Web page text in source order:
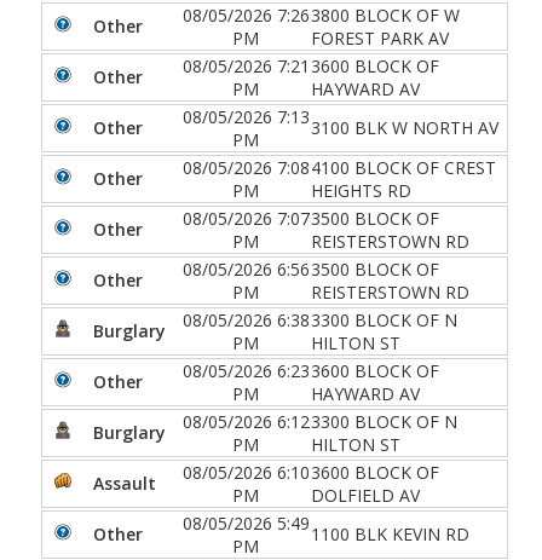
Other
08/05/2026 7:26
PM
3800 BLOCK OF W
FOREST PARK AV
Other
08/05/2026 7:21
PM
3600 BLOCK OF
HAYWARD AV
Other
08/05/2026 7:13
PM
3100 BLK W NORTH AV
Other
08/05/2026 7:08
PM
4100 BLOCK OF CREST
HEIGHTS RD
Other
08/05/2026 7:07
PM
3500 BLOCK OF
REISTERSTOWN RD
Other
08/05/2026 6:56
PM
3500 BLOCK OF
REISTERSTOWN RD
Burglary
08/05/2026 6:38
PM
3300 BLOCK OF N
HILTON ST
Other
08/05/2026 6:23
PM
3600 BLOCK OF
HAYWARD AV
Burglary
08/05/2026 6:12
PM
3300 BLOCK OF N
HILTON ST
Assault
08/05/2026 6:10
PM
3600 BLOCK OF
DOLFIELD AV
Other
08/05/2026 5:49
PM
1100 BLK KEVIN RD